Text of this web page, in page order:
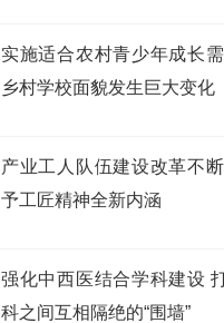
实施适合农村青少年成长
乡村学校面貌发生巨大变化
产业工人队伍建设改革不
予工匠精神全新内涵
强化中西医结合学科建设
科之间互相隔绝的“围墙”